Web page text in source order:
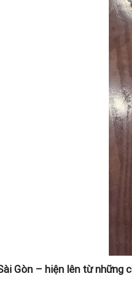
Gòn – hiện lên từ những